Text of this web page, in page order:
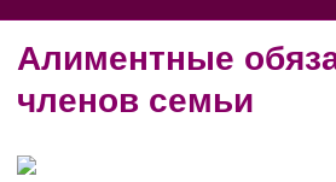
Алиментные
членов семьи